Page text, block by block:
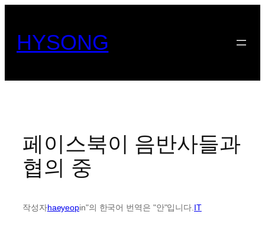
HYSONG
페이스북이 음반사들과
협의 중
작성자haeyeopin"의 한국어 번역은 "안"입니다.IT